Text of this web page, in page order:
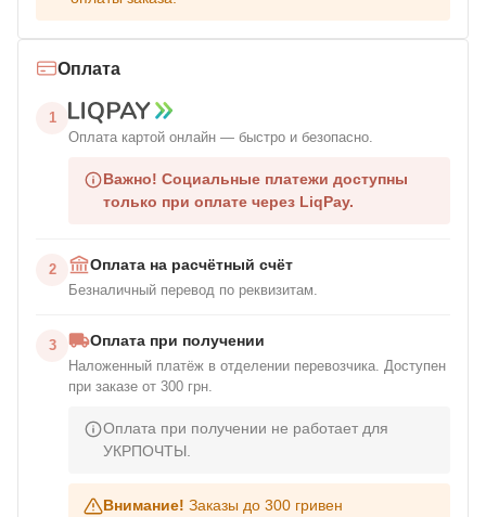
Оплата
1
Оплата картой онлайн — быстро и безопасно.
Важно! Социальные платежи доступны
только при оплате через LiqPay.
2 Оплата на расчётный счёт
Безналичный перевод по реквизитам.
3 Оплата при получении
Наложенный платёж в отделении перевозчика. Доступен
при заказе от 300 грн.
Оплата при получении не работает для
УКРПОЧТЫ.
Внимание! Заказы до 300 гривен